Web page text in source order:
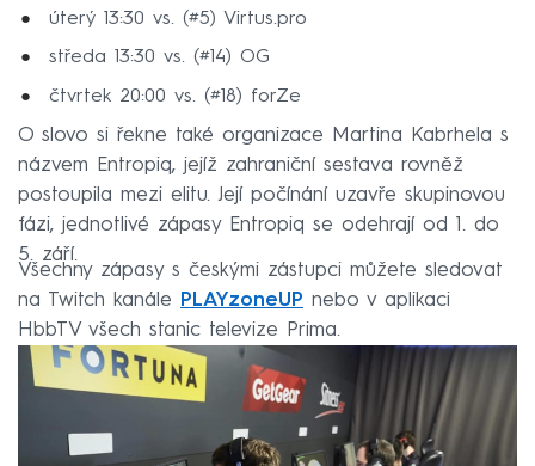
úterý 13:30 vs. (#5) Virtus.pro
středa 13:30 vs. (#14) OG
čtvrtek 20:00 vs. (#18) forZe
O slovo si řekne také organizace Martina Kabrhela s
názvem Entropiq, jejíž zahraniční sestava rovněž
postoupila mezi elitu. Její počínání uzavře skupinovou
fázi, jednotlivé zápasy Entropiq se odehrají od 1. do
5. září.
Všechny zápasy s českými zástupci můžete sledovat
na Twitch kanále
PLAYzoneUP nebo v aplikaci
HbbTV všech stanic televize Prima.